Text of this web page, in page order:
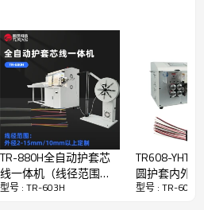
1100V 50/60HZ)
、屏蔽电缆，全自动定长切断、
，内芯线剥皮、切断一次完成。
线、屏蔽电缆，电线、PVC等
割长度)
脱10-200mm、内芯线1-50mm
、 内芯线1-50mm
TR-880H全自动护套芯
线一体机（线径范围：
2-15mm）
型号 : TR-603H
TR608-YHT5
圆护套内外
（加工圆护
型号 : TR-603H